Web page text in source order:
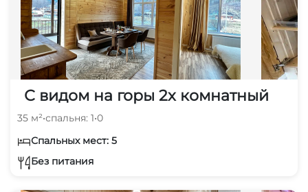
С видом на горы 2х комнатный
35 м²•спальня: 1•0
Спальных мест: 5
Без питания